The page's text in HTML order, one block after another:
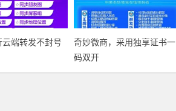
端转发不封号
奇妙微商‎，采用独享证书一
码双开